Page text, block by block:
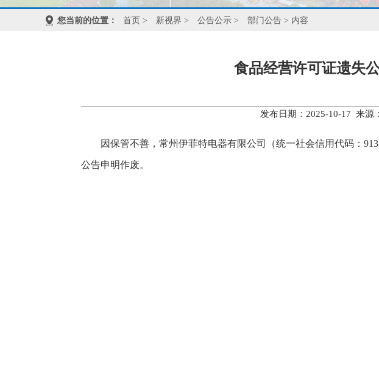
您当前的位置： 首页 > 新视界 > 公告公示 > 部门公告 > 内容
食品经营许可证遗失
发布日期：2025-10-17 来源
因保管不善，常州伊菲特电器有限公司（统一社会信用代码：
公告申明作废。